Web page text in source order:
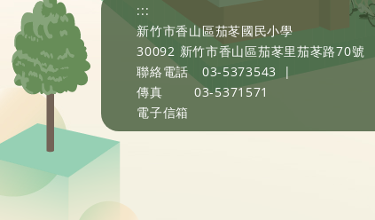
:::
新竹市香山區茄苳國民小學
30092 新竹市香山區茄苳里茄苳路70號
聯絡電話
03-5373543
|
傳真
03-5371571
電子信箱